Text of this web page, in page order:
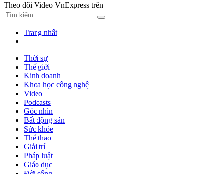
Theo dõi Video VnExpress trên
Trang nhất
Thời sự
Thế giới
Kinh doanh
Khoa học công nghệ
Video
Podcasts
Góc nhìn
Bất động sản
Sức khỏe
Thể thao
Giải trí
Pháp luật
Giáo dục